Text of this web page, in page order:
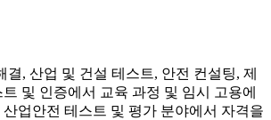
, 산업 및 건설 테스트, 안전 컨설팅, 제
및 인증에서 교육 과정 및 임시 고용에
업안전 테스트 및 평가 분야에서 자격을